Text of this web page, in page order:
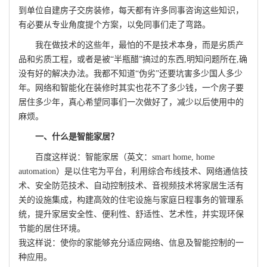
到单位自建房子交房装修，每天都有许多同事咨询这些知识，
有必要从专业角度提个方案，以免同事们走了弯路。
我在做技术的这些年，最怕的不是技术本身，而是劣质产
品和劣质工程，或者是被“半瓶醋”搞过的东西,明知问题所在,确
没有好的解决办法。我都不知道“伪劣”还要坑害多少国人多少
年。网络和智能化在装修时其实也花不了多少钱，一个房子要
居住多少年，真心希望同事们一次做好了，减少以后使用中的
麻烦。
一、什么是智能家居？
百度这样说：智能家居（英文：smart home, home
automation）是以住宅为平台，利用综合布线技术、网络通信技
术、安全防范技术、自动控制技术、音视频技术将家居生活有
关的设施集成，构建高效的住宅设施与家庭日程事务的管理系
统，提升家居安全性、便利性、舒适性、艺术性，并实现环保
节能的居住环境。
我这样说：使你的家能够充分适应网络、信息及智能控制的一
种应用。